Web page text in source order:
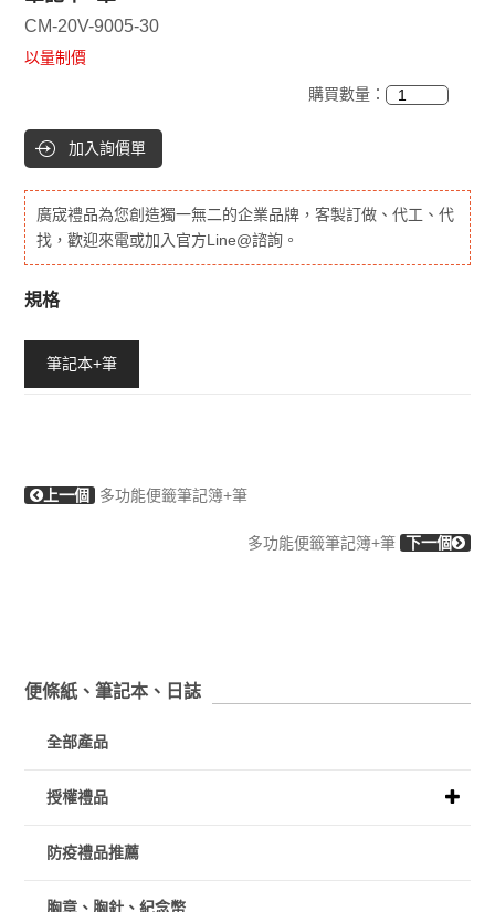
CM-20V-9005-30
以量制價
購買數量：
加入詢價單
廣宬禮品為您創造獨一無二的企業品牌，客製訂做、代工、代
找，歡迎來電或加入官方Line@諮詢。
規格
筆記本+筆
上一個 多功能便籤筆記簿+筆
多功能便籤筆記簿+筆 下一個
便條紙、筆記本、日誌
全部產品
授權禮品
防疫禮品推薦
胸章、胸針、紀念幣